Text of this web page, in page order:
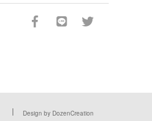
Design by DozenCreation